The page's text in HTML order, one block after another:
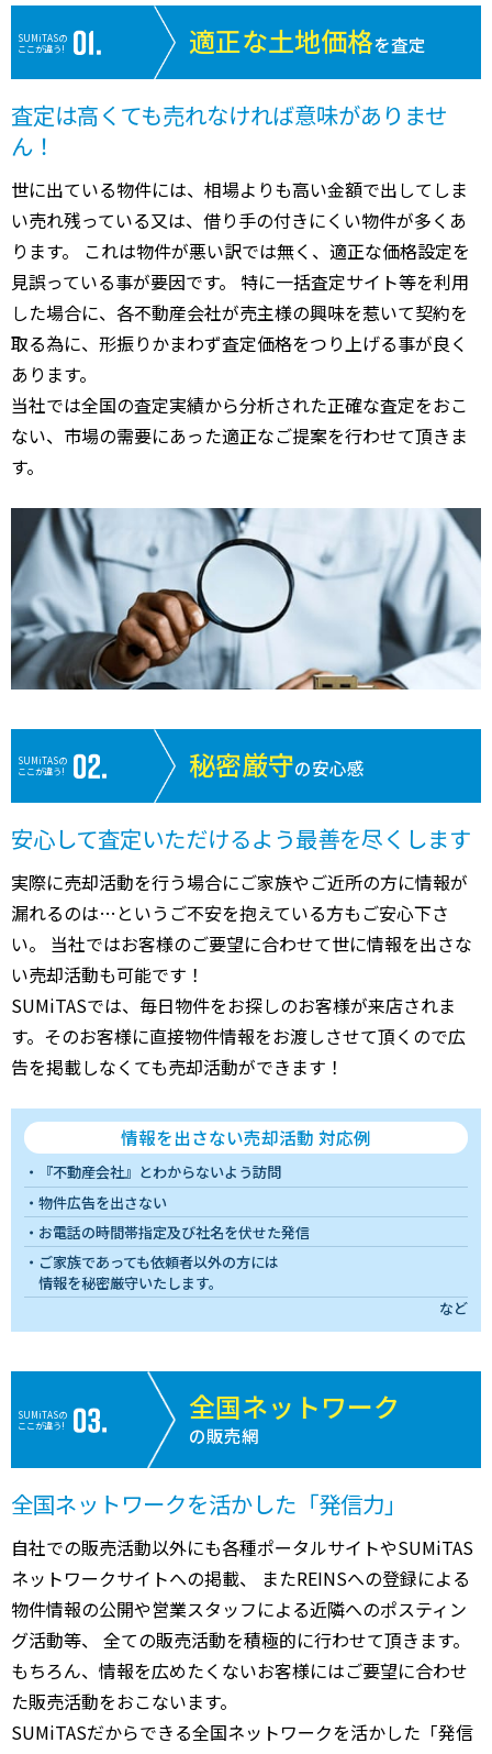
SUMiTASの
ここが違う!
適正な土地価格を査定
査定は高くても売れなければ意味がありませ
ん！
世に出ている物件には、相場よりも高い金額で出してしま
い売れ残っている又は、借り手の付きにくい物件が多くあ
ります。 これは物件が悪い訳では無く、適正な価格設定を
見誤っている事が要因です。 特に一括査定サイト等を利用
した場合に、各不動産会社が売主様の興味を惹いて契約を
取る為に、形振りかまわず査定価格をつり上げる事が良く
あります。
当社では全国の査定実績から分析された正確な査定をおこ
ない、市場の需要にあった適正なご提案を行わせて頂きま
す。
SUMiTASの
ここが違う!
秘密厳守の安心感
安心して査定いただけるよう最善を尽くします
実際に売却活動を行う場合にご家族やご近所の方に情報が
漏れるのは…というご不安を抱えている方もご安心下さ
い。 当社ではお客様のご要望に合わせて世に情報を出さな
い売却活動も可能です！
SUMiTASでは、毎日物件をお探しのお客様が来店されま
す。そのお客様に直接物件情報をお渡しさせて頂くので広
告を掲載しなくても売却活動ができます！
情報を出さない売却活動 対応例
『不動産会社』とわからないよう訪問
物件広告を出さない
お電話の時間帯指定及び社名を伏せた発信
ご家族であっても依頼者以外の方には
情報を秘密厳守いたします。
など
SUMiTASの
ここが違う!
全国ネットワーク
の販売網
全国ネットワークを活かした「発信力」
自社での販売活動以外にも各種ポータルサイトやSUMiTAS
ネットワークサイトへの掲載、 またREINSへの登録による
物件情報の公開や営業スタッフによる近隣へのポスティン
グ活動等、 全ての販売活動を積極的に行わせて頂きます。
もちろん、情報を広めたくないお客様にはご要望に合わせ
た販売活動をおこないます。
SUMiTASだからできる全国ネットワークを活かした「発信